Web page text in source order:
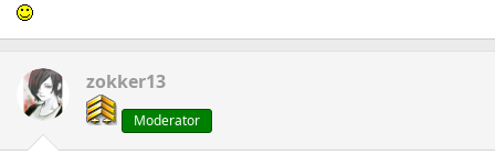
zokker13
Moderator